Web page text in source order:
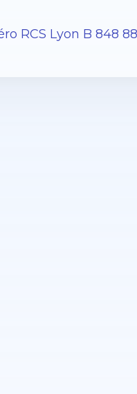
RCS Lyon B 848